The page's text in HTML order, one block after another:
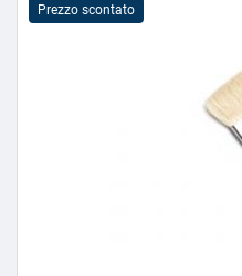
Prezzo scontato